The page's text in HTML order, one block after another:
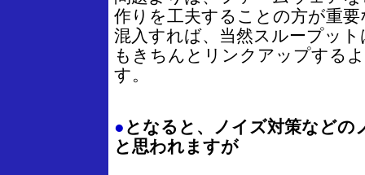
作りを工夫することの方が重
混入すれば、当然スループッ
もきちんとリンクアップする
す。
● となると、ノイズ対策などの
と思われますが